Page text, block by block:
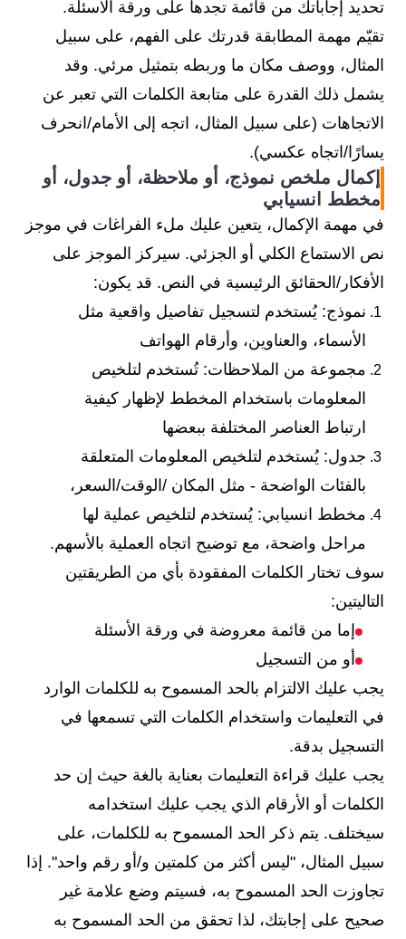
تحديد إجاباتك من قائمة تجدها على ورقة الأسئلة.
تقيّم مهمة المطابقة قدرتك على الفهم، على سبيل
المثال، ووصف مكان ما وربطه بتمثيل مرئي. وقد
يشمل ذلك القدرة على متابعة الكلمات التي تعبر عن
الاتجاهات (على سبيل المثال، اتجه إلى الأمام/انحرف
يسارًا/اتجاه عكسي).
إكمال ملخص نموذج، أو ملاحظة، أو جدول، أو
مخطط انسيابي
في مهمة الإكمال، يتعين عليك ملء الفراغات في موجز
نص الاستماع الكلي أو الجزئي. سيركز الموجز على
الأفكار/الحقائق الرئيسية في النص. قد يكون:
نموذج: يُستخدم لتسجيل تفاصيل واقعية مثل
الأسماء، والعناوين، وأرقام الهواتف
مجموعة من الملاحظات: تُستخدم لتلخيص
المعلومات باستخدام المخطط لإظهار كيفية
ارتباط العناصر المختلفة ببعضها
جدول: يُستخدم لتلخيص المعلومات المتعلقة
بالفئات الواضحة - مثل المكان /الوقت/السعر،
مخطط انسيابي: يُستخدم لتلخيص عملية لها
مراحل واضحة، مع توضيح اتجاه العملية بالأسهم.
سوف تختار الكلمات المفقودة بأي من الطريقتين
التاليتين:
إما من قائمة معروضة في ورقة الأسئلة
أو من التسجيل
يجب عليك الالتزام بالحد المسموح به للكلمات الوارد
في التعليمات واستخدام الكلمات التي تسمعها في
التسجيل بدقة.
يجب عليك قراءة التعليمات بعناية بالغة حيث إن حد
الكلمات أو الأرقام الذي يجب عليك استخدامه
سيختلف. يتم ذكر الحد المسموح به للكلمات، على
سبيل المثال، "ليس أكثر من كلمتين و/أو رقم واحد". إذا
تجاوزت الحد المسموح به، فسيتم وضع علامة غير
صحيح على إجابتك، لذا تحقق من الحد المسموح به